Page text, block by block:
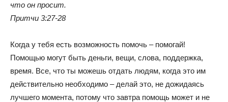
что он просит.
Притчи 3:27-28
Когда у тебя есть возможность помочь – помогай!
Помощью могут быть деньги, вещи, слова, поддержка,
время. Все, что ты можешь отдать людям, когда это им
действительно необходимо – делай это, не дожидаясь
лучшего момента, потому что завтра помощь может и не